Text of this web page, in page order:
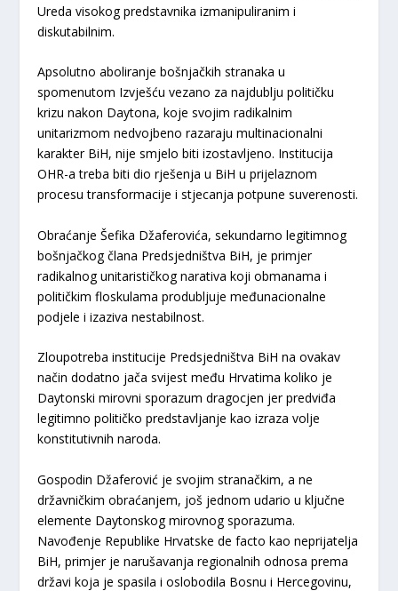
Ureda visokog predstavnika izmanipuliranim i
diskutabilnim.
Apsolutno aboliranje bošnjačkih stranaka u
spomenutom Izvješću vezano za najdublju političku
krizu nakon Daytona, koje svojim radikalnim
unitarizmom nedvojbeno razaraju multinacionalni
karakter BiH, nije smjelo biti izostavljeno. Institucija
OHR-a treba biti dio rješenja u BiH u prijelaznom
procesu transformacije i stjecanja potpune suverenosti.
Obraćanje Šefika Džaferovića, sekundarno legitimnog
bošnjačkog člana Predsjedništva BiH, je primjer
radikalnog unitarističkog narativa koji obmanama i
političkim floskulama produbljuje međunacionalne
podjele i izaziva nestabilnost.
Zloupotreba institucije Predsjedništva BiH na ovakav
način dodatno jača svijest među Hrvatima koliko je
Daytonski mirovni sporazum dragocjen jer predviđa
legitimno političko predstavljanje kao izraza volje
konstitutivnih naroda.
Gospodin Džaferović je svojim stranačkim, a ne
državničkim obraćanjem, još jednom udario u ključne
elemente Daytonskog mirovnog sporazuma.
Navođenje Republike Hrvatske de facto kao neprijatelja
BiH, primjer je narušavanja regionalnih odnosa prema
državi koja je spasila i oslobodila Bosnu i Hercegovinu,